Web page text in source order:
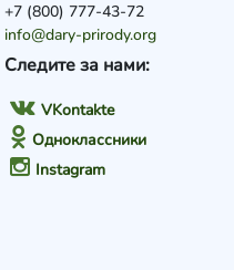
Следите за нами:
VKontakte
Одноклассники
Instagram
+7 (800) 777-43-72
info@dary-prirody.org